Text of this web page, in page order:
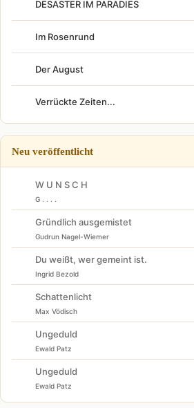
DESASTER IM PARADIES
Im Rosenrund
Der August
Verrückte Zeiten...
Neu veröffentlicht
W U N S C H
G . . . .
Gründlich ausgemistet
Gudrun Nagel-Wiemer
Du weißt, wer gemeint ist.
Ingrid Bezold
Schattenlicht
Max Vödisch
Ungeduld
Ewald Patz
Ungeduld
Ewald Patz